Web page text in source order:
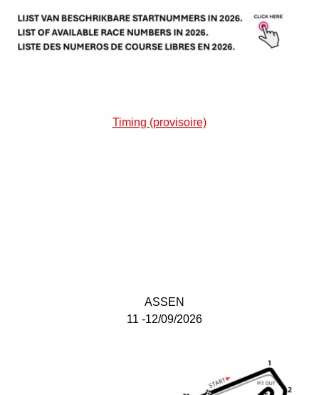
Timing (provisoire)
ASSEN
11 -12/09/2026